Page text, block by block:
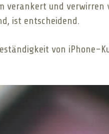
und verwirren
ist entscheidend.
von iPhone-